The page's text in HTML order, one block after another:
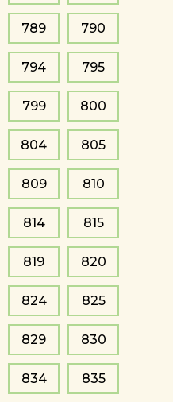
789 790
794 795
799 800
804 805
809 810
814 815
819 820
824 825
829 830
834 835